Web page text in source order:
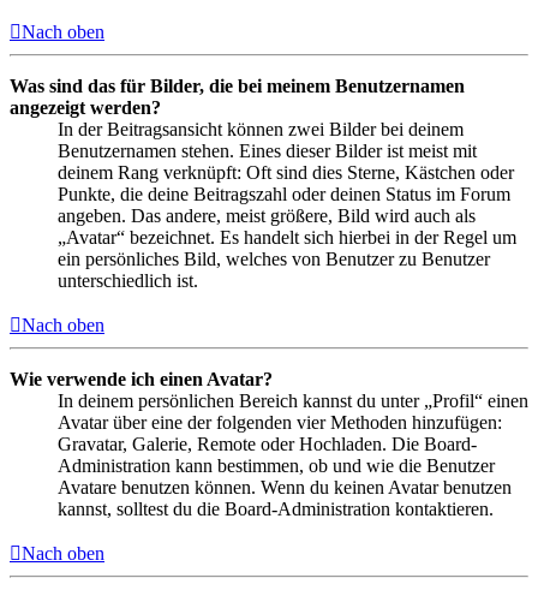
Nach oben
Was sind das für Bilder, die bei meinem Benutzernamen
angezeigt werden?
In der Beitragsansicht können zwei Bilder bei deinem
Benutzernamen stehen. Eines dieser Bilder ist meist mit
deinem Rang verknüpft: Oft sind dies Sterne, Kästchen oder
Punkte, die deine Beitragszahl oder deinen Status im Forum
angeben. Das andere, meist größere, Bild wird auch als
„Avatar“ bezeichnet. Es handelt sich hierbei in der Regel um
ein persönliches Bild, welches von Benutzer zu Benutzer
unterschiedlich ist.
Nach oben
Wie verwende ich einen Avatar?
In deinem persönlichen Bereich kannst du unter „Profil“ einen
Avatar über eine der folgenden vier Methoden hinzufügen:
Gravatar, Galerie, Remote oder Hochladen. Die Board-
Administration kann bestimmen, ob und wie die Benutzer
Avatare benutzen können. Wenn du keinen Avatar benutzen
kannst, solltest du die Board-Administration kontaktieren.
Nach oben